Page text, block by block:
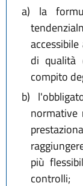
a) la
di qualità
compito
b)
normative
più
controlli;